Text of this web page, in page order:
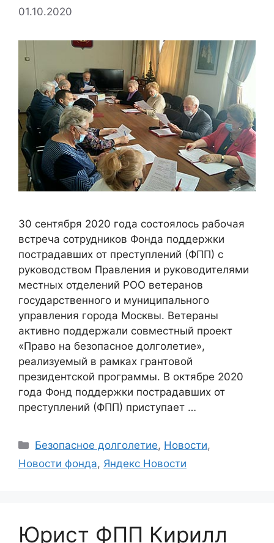
01.10.2020
30 сентября 2020 года состоялось рабочая
встреча сотрудников Фонда поддержки
пострадавших от преступлений (ФПП) с
руководством Правления и руководителями
местных отделений РОО ветеранов
государственного и муниципального
управления города Москвы. Ветераны
активно поддержали совместный проект
«Право на безопасное долголетие»,
реализуемый в рамках грантовой
президентской программы. В октябре 2020
года Фонд поддержки пострадавших от
преступлений (ФПП) приступает …
Categories
Безопасное долголетие, Новости,
Новости фонда, Яндекс Новости
Юрист ФПП Кирилл